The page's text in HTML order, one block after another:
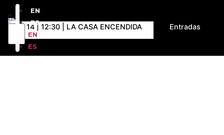
D 14 | 12:30 | LA CASA ENCENDIDA Entradas
EN
ES
EN
ES